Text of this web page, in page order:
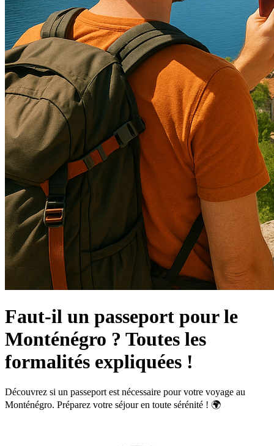
Faut-il un passeport pour le
Monténégro ? Toutes les
formalités expliquées !
Découvrez si un passeport est nécessaire pour votre voyage au
Monténégro. Préparez votre séjour en toute sérénité ! 🌍